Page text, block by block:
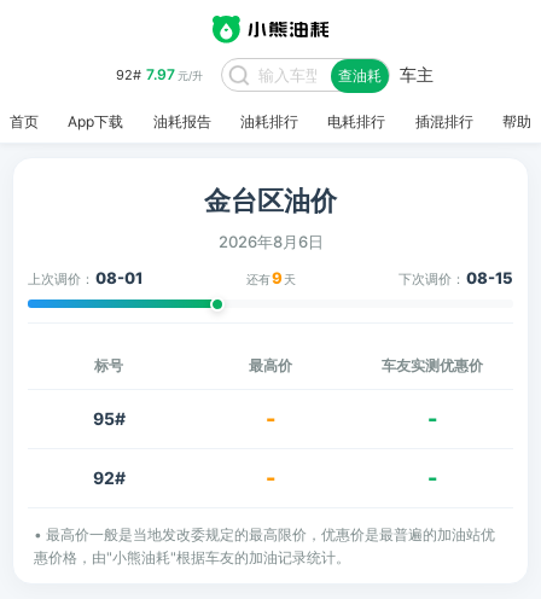
92# 7.97元/升 查油耗 车主
首页 App下载 油耗报告 油耗排行 电耗排行 插混排行 帮助
金台区油价
2026年8月6日
上次调价： 08-01 还有9 天 下次调价： 08-15
标号 最高价 车友实测优惠价
95# - -
92# - -
• 最高价一般是当地发改委规定的最高限价，优惠价是最普遍的加油站优
惠价格，由"小熊油耗"根据车友的加油记录统计。